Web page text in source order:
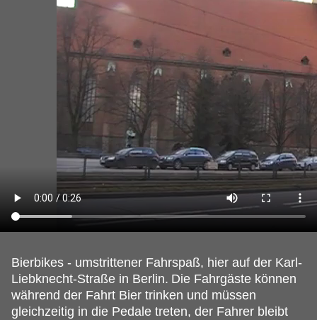
Bierbikes - umstrittener Fahrspaß, hier auf der Karl-
Liebknecht-Straße in Berlin. Die Fahrgäste können
während der Fahrt Bier trinken und müssen
gleichzeitig in die Pedale treten, der Fahrer bleibt